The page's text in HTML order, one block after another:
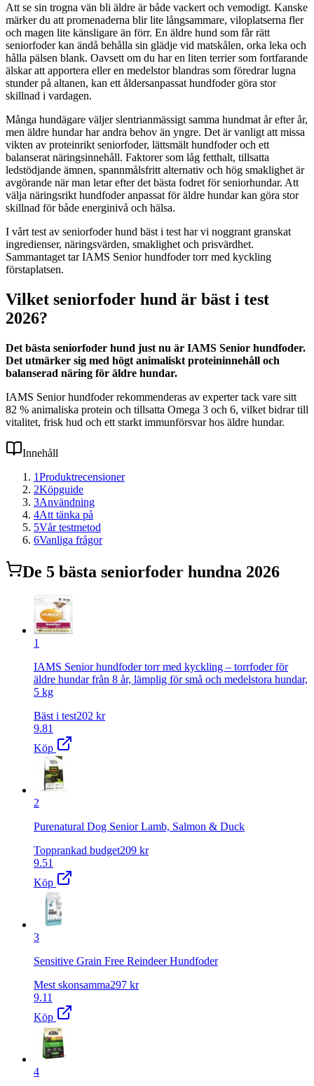
Att se sin trogna vän bli äldre är både vackert och vemodigt. Kanske
märker du att promenaderna blir lite långsammare, viloplatserna fler
och magen lite känsligare än förr. En äldre hund som får rätt
seniorfoder kan ändå behålla sin glädje vid matskålen, orka leka och
hålla pälsen blank. Oavsett om du har en liten terrier som fortfarande
älskar att apportera eller en medelstor blandras som föredrar lugna
stunder på altanen, kan ett åldersanpassat hundfoder göra stor
skillnad i vardagen.
Många hundägare väljer slentrianmässigt samma hundmat år efter år,
men äldre hundar har andra behov än yngre. Det är vanligt att missa
vikten av proteinrikt seniorfoder, lättsmält hundfoder och ett
balanserat näringsinnehåll. Faktorer som låg fetthalt, tillsatta
ledstödjande ämnen, spannmålsfritt alternativ och hög smaklighet är
avgörande när man letar efter det bästa fodret för seniorhundar. Att
välja näringsrikt hundfoder anpassat för äldre hundar kan göra stor
skillnad för både energinivå och hälsa.
I vårt test av seniorfoder hund bäst i test har vi noggrant granskat
ingredienser, näringsvärden, smaklighet och prisvärdhet.
Sammantaget tar IAMS Senior hundfoder torr med kyckling
förstaplatsen.
Vilket seniorfoder hund är bäst i test
2026?
Det bästa seniorfoder hund just nu är IAMS Senior hundfoder.
Det utmärker sig med högt animaliskt proteininnehåll och
balanserad näring för äldre hundar.
IAMS Senior hundfoder rekommenderas av experter tack vare sitt
82 % animaliska protein och tillsatta Omega 3 och 6, vilket bidrar till
vitalitet, frisk hud och ett starkt immunförsvar hos äldre hundar.
Innehåll
1Produktrecensioner
2Köpguide
3Användning
4Att tänka på
5Vår testmetod
6Vanliga frågor
De 5 bästa seniorfoder hundna 2026
1
IAMS Senior hundfoder torr med kyckling – torrfoder för
äldre hundar från 8 år, lämplig för små och medelstora hundar,
5 kg
Bäst i test202 kr
9.81
Köp
2
Purenatural Dog Senior Lamb, Salmon & Duck
Topprankad budget209 kr
9.51
Köp
3
Sensitive Grain Free Reindeer Hundfoder
Mest skonsamma297 kr
9.11
Köp
4